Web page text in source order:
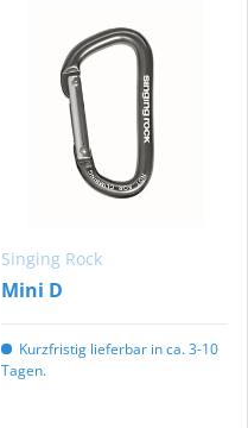
Singing Rock
Mini D
Kurzfristig lieferbar in ca. 3-10
Tagen.